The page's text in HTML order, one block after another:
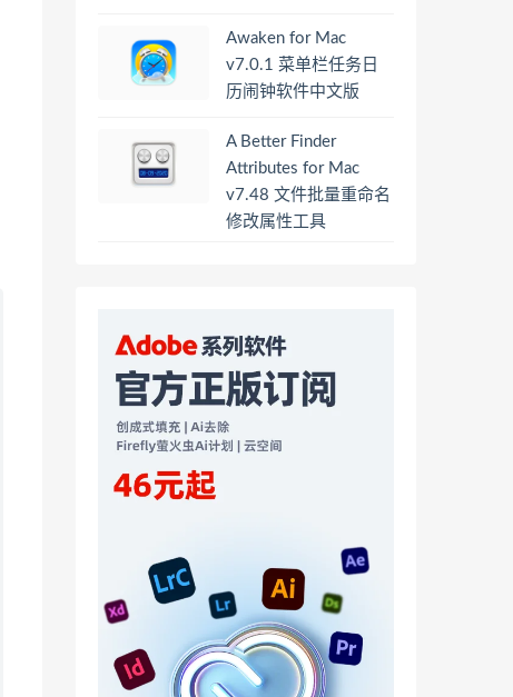
Awaken for Mac
v7.0.1 菜单栏任务日
历闹钟软件中文版
A Better Finder
Attributes for Mac
v7.48 文件批量重命名
修改属性工具